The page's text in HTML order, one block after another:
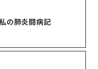
の肺炎闘病記